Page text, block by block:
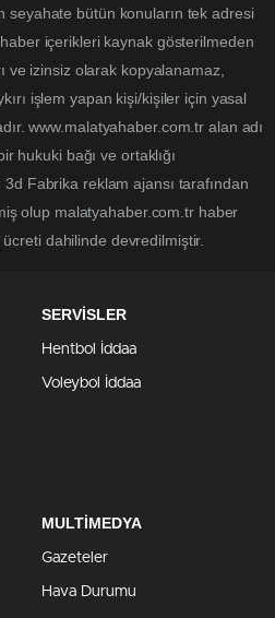
seyahate bütün konuların tek adresi
içerikleri kaynak gösterilmeden
ve izinsiz olarak kopyalanamaz,
işlem yapan kişi/kişiler için yasal
www.malatyahaber.com.tr alan adı
hukuki bağı ve ortaklığı
Fabrika reklam ajansı tarafından
olup malatyahaber.com.tr haber
dahilinde devredilmiştir.
SERVİSLER
Hentbol İddaa
Voleybol İddaa
MULTİMEDYA
Gazeteler
Hava Durumu